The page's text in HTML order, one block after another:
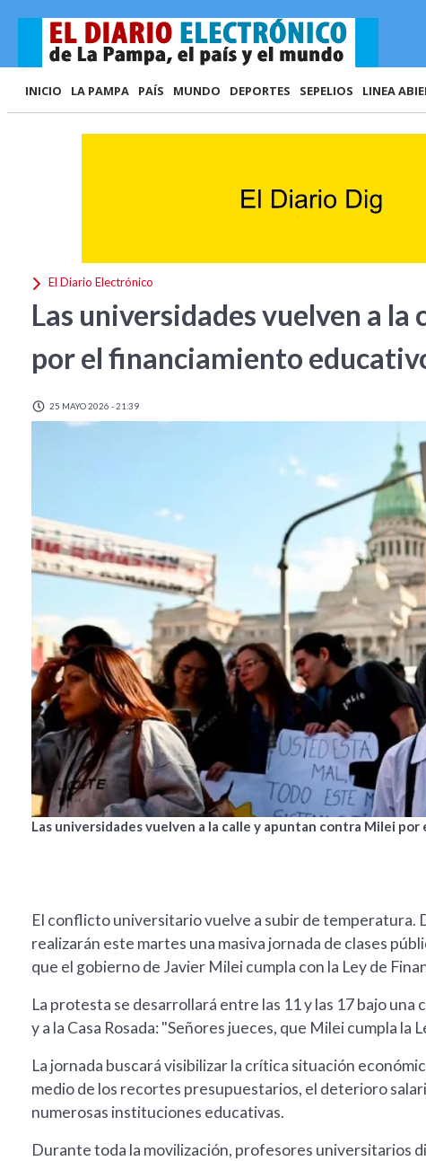
INICIO LA PAMPA PAÍS MUNDO DEPORTES SEPELIOS LINEA
El Diario Electrónico
Las universidades vuelven a
por el financiamiento
25 MAYO 2026 - 21:39
Las universidades vuelven a la calle y apuntan contra Milei
El conflicto universitario vuelve a subir de temperatura.
realizarán este martes una masiva jornada de clases
que el gobierno de Javier Milei cumpla con la Ley de
La protesta se desarrollará entre las 11 y las 17 bajo
y a la Casa Rosada: "Señores jueces, que Milei cumpla la
La jornada buscará visibilizar la crítica situación
medio de los recortes presupuestarios, el deterioro
numerosas instituciones educativas.
Durante toda la movilización, profesores universitarios